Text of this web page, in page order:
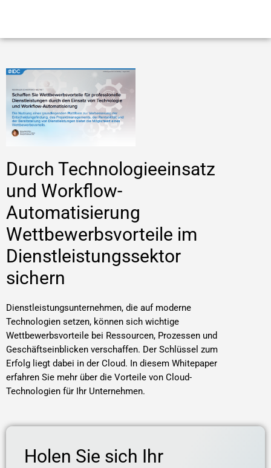
Durch Technologieeinsatz
und Workflow-
Automatisierung
Wettbewerbsvorteile im
Dienstleistungssektor
sichern
Dienstleistungsunternehmen, die auf moderne
Technologien setzen, können sich wichtige
Wettbewerbsvorteile bei Ressourcen, Prozessen und
Geschäftseinblicken verschaffen. Der Schlüssel zum
Erfolg liegt dabei in der Cloud. In diesem Whitepaper
erfahren Sie mehr über die Vorteile von Cloud-
Technologien für Ihr Unternehmen.
Holen Sie sich Ihr